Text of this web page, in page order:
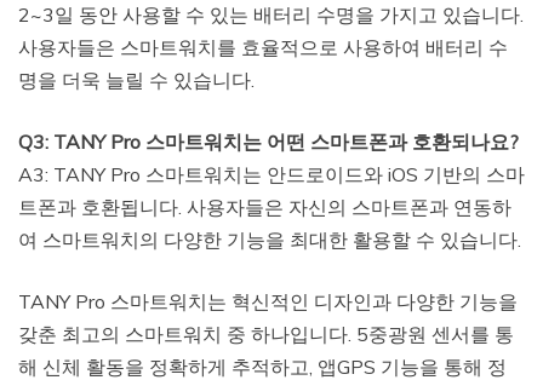
2~3일 동안 사용할 수 있는 배터리 수명을 가지고 있습니다.
사용자들은 스마트워치를 효율적으로 사용하여 배터리 수
명을 더욱 늘릴 수 있습니다.
Q3: TANY Pro 스마트워치는 어떤 스마트폰과 호환되나요?
A3: TANY Pro 스마트워치는 안드로이드와 iOS 기반의 스마
트폰과 호환됩니다. 사용자들은 자신의 스마트폰과 연동하
여 스마트워치의 다양한 기능을 최대한 활용할 수 있습니다.
TANY Pro 스마트워치는 혁신적인 디자인과 다양한 기능을
갖춘 최고의 스마트워치 중 하나입니다. 5중광원 센서를 통
해 신체 활동을 정확하게 추적하고, 앱GPS 기능을 통해 정